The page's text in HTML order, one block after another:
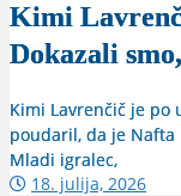
Kimi
Dokazali
Kimi Lavrenčič je
poudaril, da je
Mladi igralec,
18. julija, 2026